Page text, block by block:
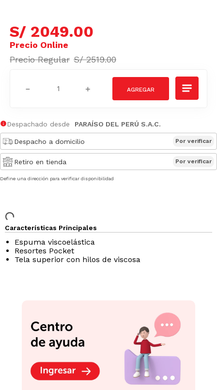
S/ 2049 00
Despacho a domicilio Por verificar
Retiro en tienda Por verificar
Define una dirección para verificar disponibilidad
Características Principales
Espuma viscoelástica
Resortes Pocket
Tela superior con hilos de viscosa